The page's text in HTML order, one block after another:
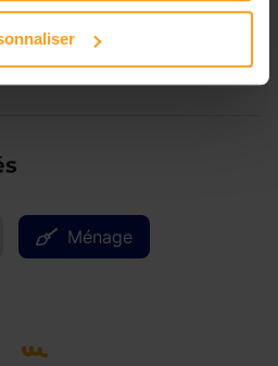
Disponible de 00:00 à 00:00
Ménage